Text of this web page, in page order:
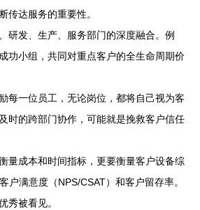
传达服务的重要性。
研发、生产、服务部门的深度融合。例
功小组，共同对重点客户的全生命周期价
励每一位员工，无论岗位，都将自己视为客
时的跨部门协作，可能就是挽救客户信任
量成本和时间指标，更要衡量客户设备综
户满意度（NPS/CSAT）和客户留存率。
秀被看见。